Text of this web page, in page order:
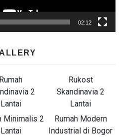
02:12
Rumah
2
Lantai
Rukost
Skandinavia 2
Lantai
Minimalis 2
Lantai
Rumah Modern
Industrial di Bogor